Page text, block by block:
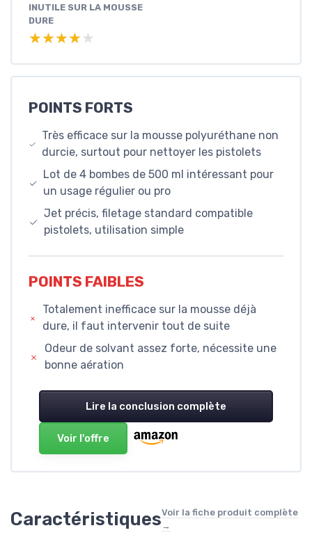
INUTILE SUR LA MOUSSE
DURE
★★★★★
★★★★★
POINTS FORTS
Très efficace sur la mousse polyuréthane non
durcie, surtout pour nettoyer les pistolets
Lot de 4 bombes de 500 ml intéressant pour
un usage régulier ou pro
Jet précis, filetage standard compatible
pistolets, utilisation simple
POINTS FAIBLES
Totalement inefficace sur la mousse déjà
dure, il faut intervenir tout de suite
Odeur de solvant assez forte, nécessite une
bonne aération
Lire la conclusion complète
Voir l'offre
CaractéristiquesVoir la fiche produit complète
→